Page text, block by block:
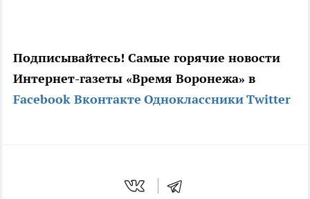
Подписывайтесь! Самые горячие новости
Интернет-газеты «Время Воронежа» в
Facebook Вконтакте ОдноклассникиTwitter